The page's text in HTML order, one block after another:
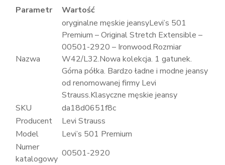
Parametr Wartość
Nazwa
oryginalne męskie jeansyLevi’s 501
Premium – Original Stretch Extensible –
00501-2920 – Ironwood.Rozmiar
W42/L32.Nowa kolekcja. 1 gatunek.
Górna półka. Bardzo ładne i modne jeansy
od renomowanej firmy Levi
Strauss.Klasyczne męskie jeansy
SKU
da18d0651f8c
Producent
Levi Strauss
Model
Levi’s 501 Premium
Numer
katalogowy
00501-2920